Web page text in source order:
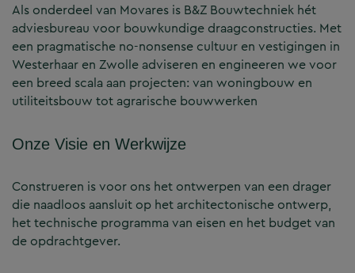
Als onderdeel van Movares is B&Z Bouwtechniek hét
adviesbureau voor bouwkundige draagconstructies. Met
een pragmatische no-nonsense cultuur en vestigingen in
Westerhaar en Zwolle adviseren en engineeren we voor
een breed scala aan projecten: van woningbouw en
utiliteitsbouw tot agrarische bouwwerken
Onze Visie en Werkwijze
Construeren is voor ons het ontwerpen van een drager
die naadloos aansluit op het architectonische ontwerp,
het technische programma van eisen en het budget van
de opdrachtgever.